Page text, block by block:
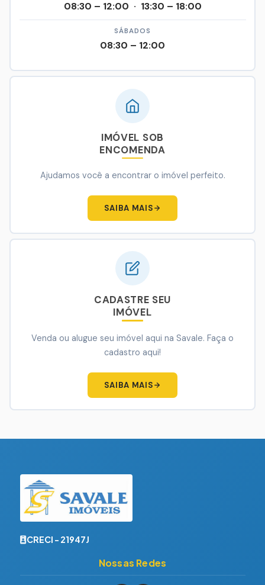
08:30 – 12:00 · 13:30 – 18:00
SÁBADOS
08:30 – 12:00
IMÓVEL SOB
ENCOMENDA
Ajudamos você a encontrar o imóvel perfeito.
SAIBA MAIS
CADASTRE SEU
IMÓVEL
Venda ou alugue seu imóvel aqui na Savale. Faça o
cadastro aqui!
SAIBA MAIS
CRECI - 21947J
Nossas Redes